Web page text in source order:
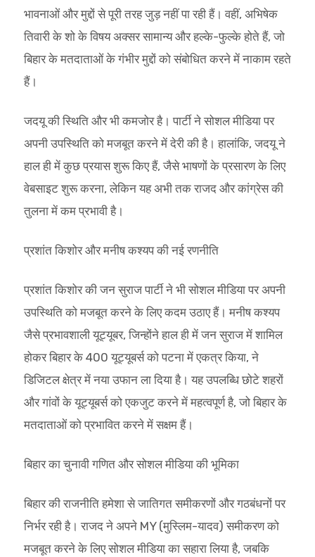
भावनाओं और मुद्दों से पूरी तरह जुड़ नहीं पा रही हैं। वहीं, अभिषेक
तिवारी के शो के विषय अक्सर सामान्य और हल्के-फुल्के होते हैं, जो
बिहार के मतदाताओं के गंभीर मुद्दों को संबोधित करने में नाकाम रहते
हैं।
जदयू की स्थिति और भी कमजोर है। पार्टी ने सोशल मीडिया पर
अपनी उपस्थिति को मजबूत करने में देरी की है। हालांकि, जदयू ने
हाल ही में कुछ प्रयास शुरू किए हैं, जैसे भाषणों के प्रसारण के लिए
वेबसाइट शुरू करना, लेकिन यह अभी तक राजद और कांग्रेस की
तुलना में कम प्रभावी है।
प्रशांत किशोर और मनीष कश्यप की नई रणनीति
प्रशांत किशोर की जन सुराज पार्टी ने भी सोशल मीडिया पर अपनी
उपस्थिति को मजबूत करने के लिए कदम उठाए हैं। मनीष कश्यप
जैसे प्रभावशाली यूट्यूबर, जिन्होंने हाल ही में जन सुराज में शामिल
होकर बिहार के 400 यूट्यूबर्स को पटना में एकत्र किया, ने
डिजिटल क्षेत्र में नया उफान ला दिया है। यह उपलब्धि छोटे शहरों
और गांवों के यूट्यूबर्स को एकजुट करने में महत्वपूर्ण है, जो बिहार के
मतदाताओं को प्रभावित करने में सक्षम हैं।
बिहार का चुनावी गणित और सोशल मीडिया की भूमिका
बिहार की राजनीति हमेशा से जातिगत समीकरणों और गठबंधनों पर
निर्भर रही है। राजद ने अपने MY (मुस्लिम-यादव) समीकरण को
मजबूत करने के लिए सोशल मीडिया का सहारा लिया है, जबकि